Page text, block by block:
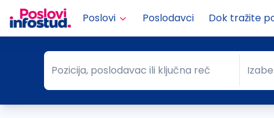
Poslovi Poslodavci Dok tražite
Pozicija, poslodavac ili ključna reč
Pozicija, poslodavac ili ključna reč Grad